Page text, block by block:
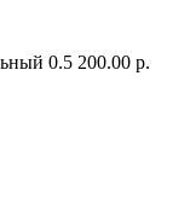
0.5 200.00 р.